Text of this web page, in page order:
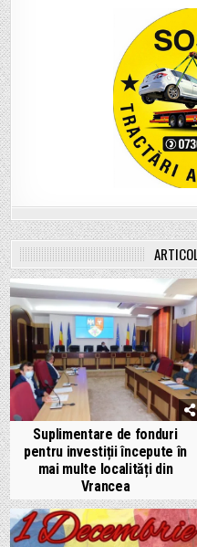
Suplimentare de fonduri
pentru investiții începute în
mai multe localități din
Vrancea